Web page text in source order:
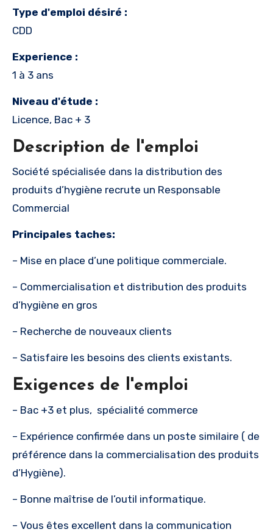
Type d'emploi désiré :
CDD
Experience :
1 à 3 ans
Niveau d'étude :
Licence, Bac + 3
Description de l'emploi
Société spécialisée dans la distribution des
produits d’hygiène recrute un Responsable
Commercial
Principales taches:
– Mise en place d’une politique commerciale.
– Commercialisation et distribution des produits
d’hygiène en gros
– Recherche de nouveaux clients
– Satisfaire les besoins des clients existants.
Exigences de l'emploi
– Bac +3 et plus, spécialité commerce
– Expérience confirmée dans un poste similaire ( de
préférence dans la commercialisation des produits
d’Hygiène).
– Bonne maîtrise de l’outil informatique.
– Vous êtes excellent dans la communication